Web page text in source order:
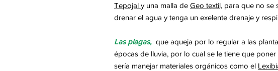
Tepojal y una malla de Geo textil, para que no se
drenar el agua y tenga un exelente drenaje y
Las plagas, que aqueja por lo regular a las
épocas de lluvia, por lo cual se le tiene que poner
sería manejar materiales orgánicos como el